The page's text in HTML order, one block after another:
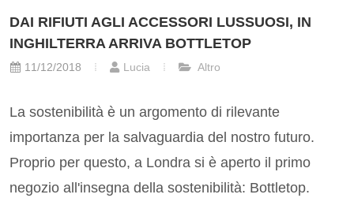
DAI RIFIUTI AGLI ACCESSORI LUSSUOSI, IN
INGHILTERRA ARRIVA BOTTLETOP
11/12/2018 Lucia Altro
La sostenibilità è un argomento di rilevante
importanza per la salvaguardia del nostro futuro.
Proprio per questo, a Londra si è aperto il primo
negozio all'insegna della sostenibilità: Bottletop.